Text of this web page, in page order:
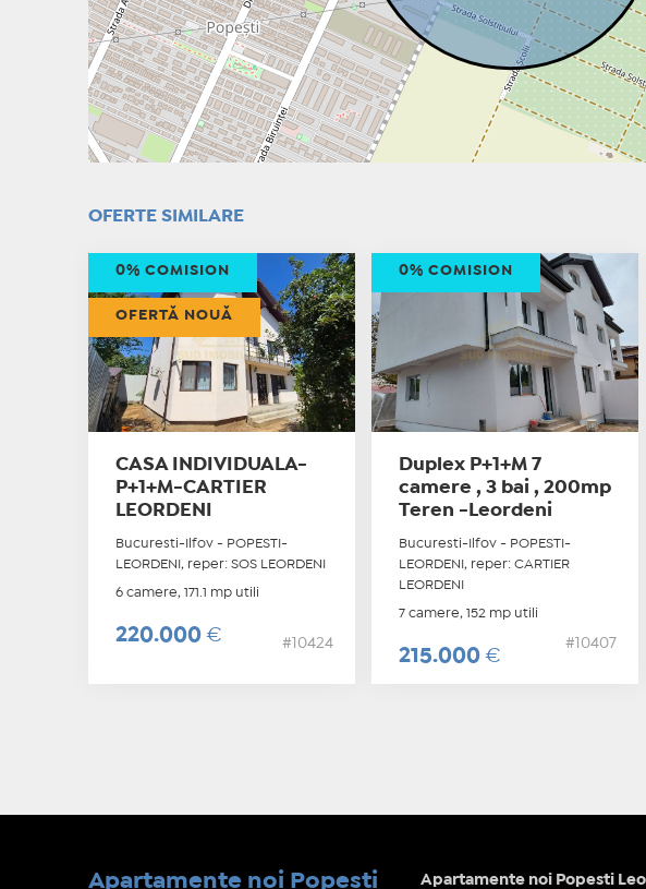
OFERTE SIMILARE
CASA INDIVIDUALA-
P+1+M-CARTIER
LEORDENI
Bucuresti-Ilfov - POPESTI-
LEORDENI, reper: SOS LEORDENI
6 camere, 171.1 mp utili
220.000 € #10424
0% COMISION
OFERTĂ NOUĂ
Duplex P+1+M 7
camere , 3 bai , 200mp
Teren -Leordeni
Bucuresti-Ilfov - POPESTI-
LEORDENI, reper: CARTIER
LEORDENI
7 camere, 152 mp utili
215.000€
#10407
0% COMISION
Apartamente noi Popesti Apartamente noi Popesti